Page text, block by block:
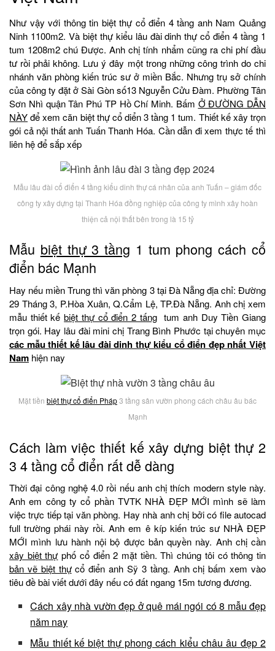
Như vậy với thông tin biệt thự cổ điển 4 tầng anh Nam Quảng
Ninh 1100m2. Và biệt thự kiểu lâu đài dinh thự cổ điển 4 tầng 1
tum 1208m2 chú Được. Anh chị tính nhẩm cũng ra chi phí đầu
tư rồi phải không. Lưu ý đây một trong những công trình do chi
nhánh văn phòng kiến trúc sư ở miền Bắc. Nhưng trụ sở chính
của công ty đặt ở Sài Gòn số13 Nguyễn Cửu Đàm. Phường Tân
Sơn Nhì quận Tân Phú TP Hồ Chí Minh. Bấm Ở ĐƯỜNG DẪN
NÀYđể xem căn biệt thự cổ diển 3 tầng 1 tum. Thiết kế xây trọn
gói cả nội thất anh Tuấn Thanh Hóa. Cần dẫn đi xem thực tế thì
liên hệ để sắp xếp
Mẫu lâu đài cổ điển 4 tầng kiểu dinh thự cá nhân của anh Tuấn – giám đốc
công ty xây dựng tại Thanh Hóa đồng nghiệp của công ty mình xây hoàn
thiện cả nội thất bên trong là 15 tỷ
Mẫu biệt thự 3 tầng 1 tum phong cách cổ
điển bác Mạnh
Hay nếu miền Trung thì văn phòng 3 tại Đà Nẵng địa chỉ: Đường
29 Tháng 3, P.Hòa Xuân, Q.Cẩm Lệ, TP.Đà Nẵng. Anh chị xem
mẫu thiết kếbiệt thự cổ điển 2 tấngtum anh Duy Tiền Giang
trọn gói. Hay lâu đài mini chị Trang Bình Phước tại chuyên mục
các mẫu thiết kế lâu đài dinh thự kiểu cổ điển đẹp nhất Việt
Nam hiện nay
Mặt tiền biệt thự cổ điển Pháp3 tầng sân vườn phong cách châu âu bác
Mạnh
Cách làm việc thiết kế xây dựng biệt thự 2
3 4 tầng cổ điển rất dễ dàng
Thời đại công nghệ 4.0 rồi nếu anh chị thích modern style này.
Anh em công ty cổ phần TVTK NHÀ ĐẸP MỚI mình sẽ làm
việc trực tiếp tại văn phòng. Hay nhà anh chị bởi có file autocad
full trường phái này rồi. Anh em ê kíp kiến trúc sư NHÀ ĐẸP
MỚI mình lưu hành nội bộ được bản quyền này. Anh chị cần
xây biệt thự phố cổ điển 2 mặt tiền. Thì chúng tôi có thông tin
bản vẽ biệt thựcổ điển anh Sỹ 3 tầng. Anh chị bấm xem vào
tiêu đề bài viết dưới đây nếu có đất ngang 15m tương đương.
Cách xây nhà vườn đẹp ở quê mái ngói có 8 mẫu đẹp
năm nay
Mẫu thiết kế biệt thự phong cách kiểu châu âu đẹp 2